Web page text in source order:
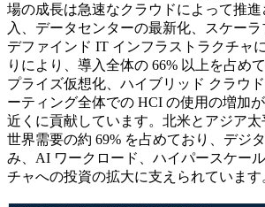
場の成長は急速なクラウドによって推
入、データセンターの最新化、スケー
デファインド IT インフラストラクチャ
りにより、導入全体の 66% 以上を占め
プライズ仮想化、ハイブリッド クラウ
ーティング全体での HCI の使用の増加
近くに貢献しています。北米とアジア
世界需要の約 69% を占めており、デジ
み、AI ワークロード、ハイパースケー
チャへの投資の拡大に支えられています